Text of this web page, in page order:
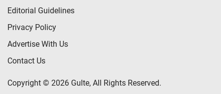
Editorial Guidelines
Privacy Policy
Advertise With Us
Contact Us
Copyright © 2026 Gulte, All Rights Reserved.